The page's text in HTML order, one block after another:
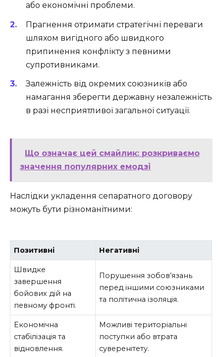
або економічні проблеми.
Прагнення отримати стратегічні переваги
шляхом вигідного або швидкого
припинення конфлікту з певними
супротивниками.
Залежність від окремих союзників або
намагання зберегти державну незалежність
в разі несприятливої загальної ситуації.
Що означає цей смайлик: розкриваємо
значення популярних емодзі
Наслідки укладення сепаратного договору
можуть бути різноманітними:
Позитивні Негативні
Швидке
завершення
бойових дій на
певному фронті.
Порушення зобов’язань
перед іншими союзниками
та політична ізоляція.
Економічна
стабілізація та
відновлення.
Можливі територіальні
поступки або втрата
суверенітету.